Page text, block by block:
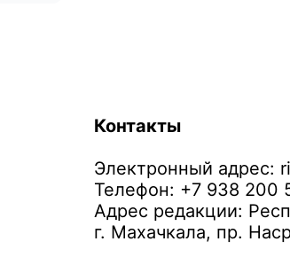
Контакты
Электронный адрес:
Телефон: +7 938 200
Адрес редакции:
г. Махачкала, пр.